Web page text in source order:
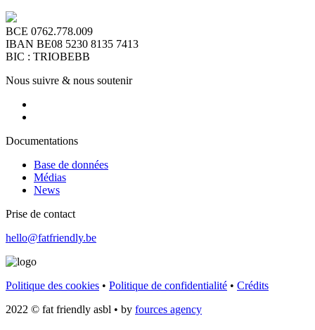
BCE 0762.778.009
IBAN BE08 5230 8135 7413
BIC : TRIOBEBB
Nous suivre & nous soutenir
Documentations
Base de données
Médias
News
Prise de contact
hello@fatfriendly.be
Politique des cookies • Politique de confidentialité • Crédits
2022 © fat friendly asbl • by fources agency